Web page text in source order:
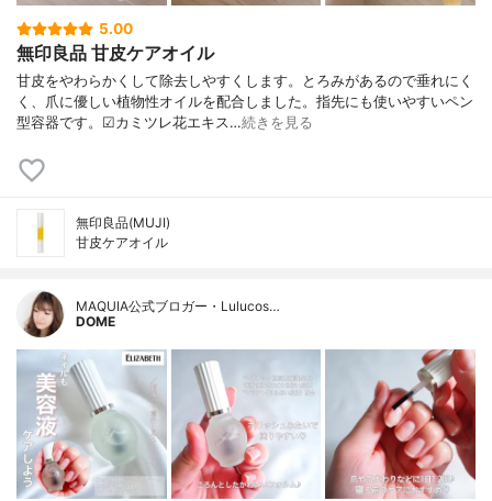
5.00
無印良品 甘皮ケアオイル
甘皮をやわらかくして除去しやすくします。とろみがあるので垂れにく
く、爪に優しい植物性オイルを配合しました。指先にも使いやすいペン
型容器です。☑︎カミツレ花エキス…続きを見る
無印良品(MUJI)
甘皮ケアオイル
MAQUIA公式ブロガー・Lulucos…
DOME